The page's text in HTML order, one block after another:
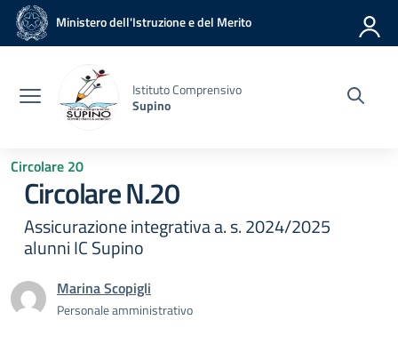
Vai ai contenuti
Vai al menu di navigazione
Vai al footer
Ministero dell'Istruzione e del Merito
Istituto Comprensivo
Supino
Circolare 20
Circolare N.20
Assicurazione integrativa a. s. 2024/2025
alunni IC Supino
Marina Scopigli
Personale amministrativo